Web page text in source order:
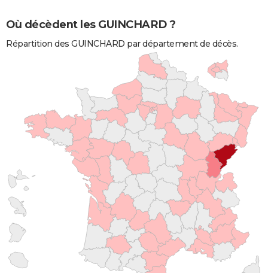
Où décèdent les GUINCHARD ?
Répartition des GUINCHARD par département de décès.